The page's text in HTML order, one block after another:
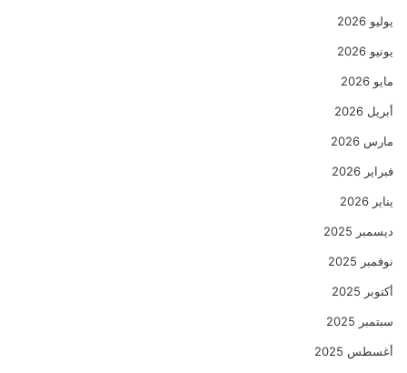
يوليو 2026
يونيو 2026
مايو 2026
أبريل 2026
مارس 2026
فبراير 2026
يناير 2026
ديسمبر 2025
نوفمبر 2025
أكتوبر 2025
سبتمبر 2025
أغسطس 2025